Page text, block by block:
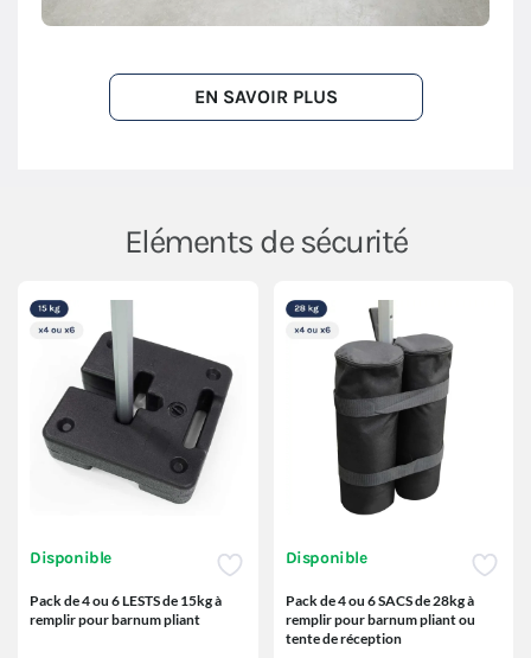
EN SAVOIR PLUS
Eléments de sécurité
Disponible
Pack de 4 ou 6 LESTS de 15kg à
remplir pour barnum pliant
Disponible
Pack de 4 ou 6 SACS de 28kg à
remplir pour barnum pliant ou
tente de réception